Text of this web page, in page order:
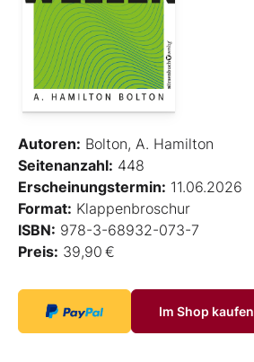
Autoren: Bolton, A. Hamilton
Seitenanzahl: 448
Erscheinungstermin: 11.06.2026
Format: Klappenbroschur
ISBN: 978-3-68932-073-7
Preis: 39,90 €
Im Shop kaufen